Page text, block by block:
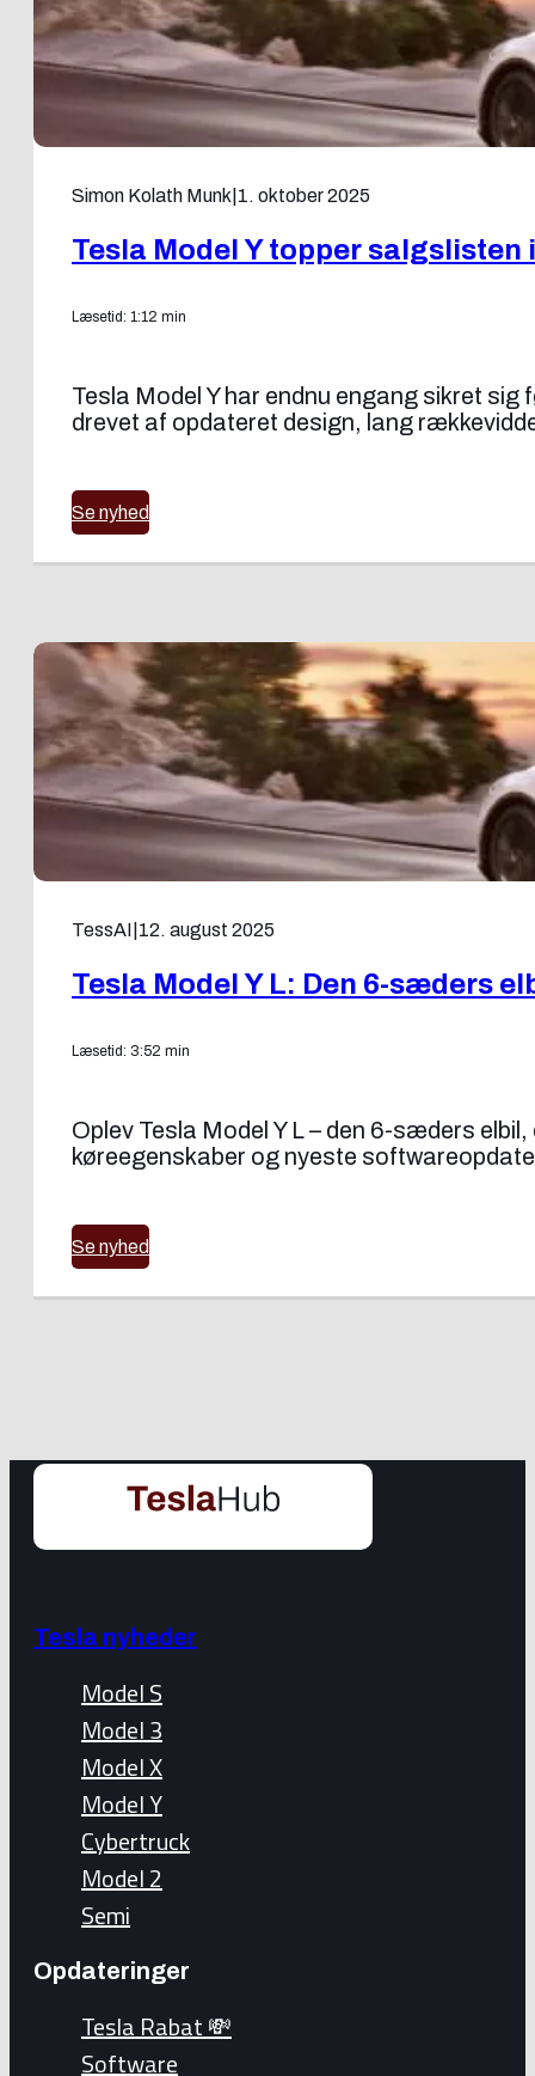
Simon Kolath Munk 1. oktober 2025
Tesla Model Y topper salgslisten
Læsetid: 1:12 min
Tesla Model Y har endnu engang sikret
drevet af opdateret design, lang
Se nyhed
TessAI 12. august 2025
Tesla Model Y L: Den 6-sæders
Læsetid: 3:52 min
Oplev Tesla Model Y L – den 6-sæders
køreegenskaber og nyeste
Se nyhed
Tesla nyheder
Model S
Model 3
Model X
Model Y
Cybertruck
Model 2
Semi
Opdateringer
Tesla Rabat 💸
Software